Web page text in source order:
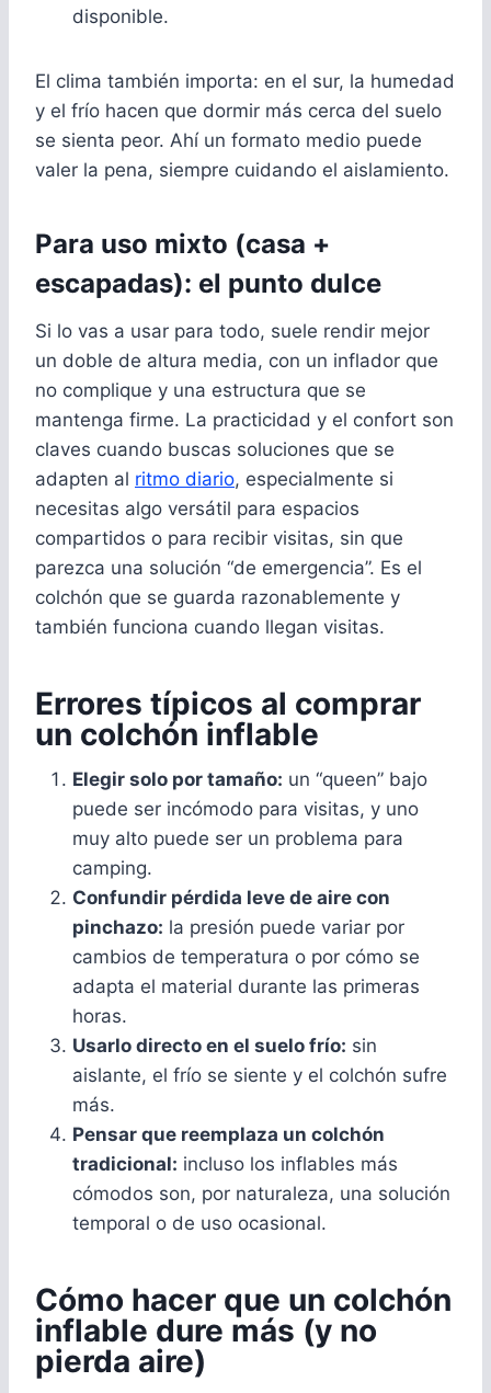
disponible.
El clima también importa: en el sur, la humedad
y el frío hacen que dormir más cerca del suelo
se sienta peor. Ahí un formato medio puede
valer la pena, siempre cuidando el aislamiento.
Para uso mixto (casa +
escapadas): el punto dulce
Si lo vas a usar para todo, suele rendir mejor
un doble de altura media, con un inflador que
no complique y una estructura que se
mantenga firme. La practicidad y el confort son
claves cuando buscas soluciones que se
adapten al ritmo diario, especialmente si
necesitas algo versátil para espacios
compartidos o para recibir visitas, sin que
parezca una solución “de emergencia”. Es el
colchón que se guarda razonablemente y
también funciona cuando llegan visitas.
Errores típicos al comprar
un colchón inflable
Elegir solo por tamaño: un “queen” bajo
puede ser incómodo para visitas, y uno
muy alto puede ser un problema para
camping.
Confundir pérdida leve de aire con
pinchazo: la presión puede variar por
cambios de temperatura o por cómo se
adapta el material durante las primeras
horas.
Usarlo directo en el suelo frío: sin
aislante, el frío se siente y el colchón sufre
más.
Pensar que reemplaza un colchón
tradicional: incluso los inflables más
cómodos son, por naturaleza, una solución
temporal o de uso ocasional.
Cómo hacer que un colchón
inflable dure más (y no
pierda aire)